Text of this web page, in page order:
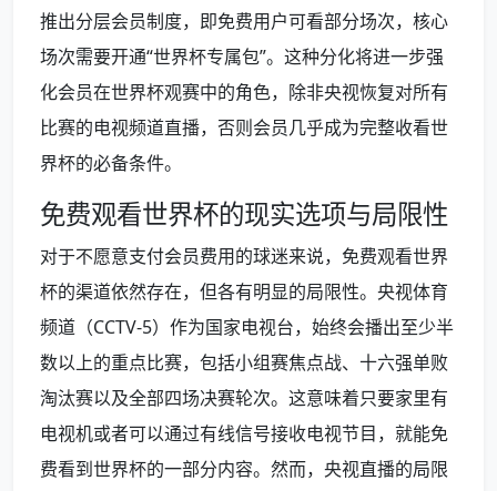
推出分层会员制度，即免费用户可看部分场次，核心
场次需要开通“世界杯专属包”。这种分化将进一步强
化会员在世界杯观赛中的角色，除非央视恢复对所有
比赛的电视频道直播，否则会员几乎成为完整收看世
界杯的必备条件。
免费观看世界杯的现实选项与局限性
对于不愿意支付会员费用的球迷来说，免费观看世界
杯的渠道依然存在，但各有明显的局限性。央视体育
频道（CCTV-5）作为国家电视台，始终会播出至少半
数以上的重点比赛，包括小组赛焦点战、十六强单败
淘汰赛以及全部四场决赛轮次。这意味着只要家里有
电视机或者可以通过有线信号接收电视节目，就能免
费看到世界杯的一部分内容。然而，央视直播的局限